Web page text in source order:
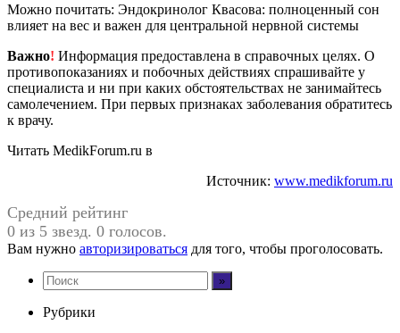
Можно почитать: Эндокринолог Квасова: полноценный сон
влияет на вес и важен для центральной нервной системы
Важно! Информация предоставлена в справочных целях. О
противопоказаниях и побочных действиях спрашивайте у
специалиста и ни при каких обстоятельствах не занимайтесь
самолечением. При первых признаках заболевания обратитесь
к врачу.
Читать MedikForum.ru в
Источник: www.medikforum.ru
Средний рейтинг
0 из 5 звезд. 0 голосов.
Вам нужно авторизироваться для того, чтобы проголосовать.
Рубрики